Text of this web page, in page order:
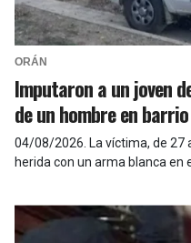
ORÁN
Imputaron a un joven
de un hombre en
04/08/2026 La víctima, de
herida con un arma blanca en